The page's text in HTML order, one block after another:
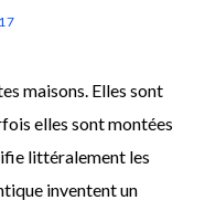
maisons. Elles sont
elles sont montées
littéralement les
inventent un